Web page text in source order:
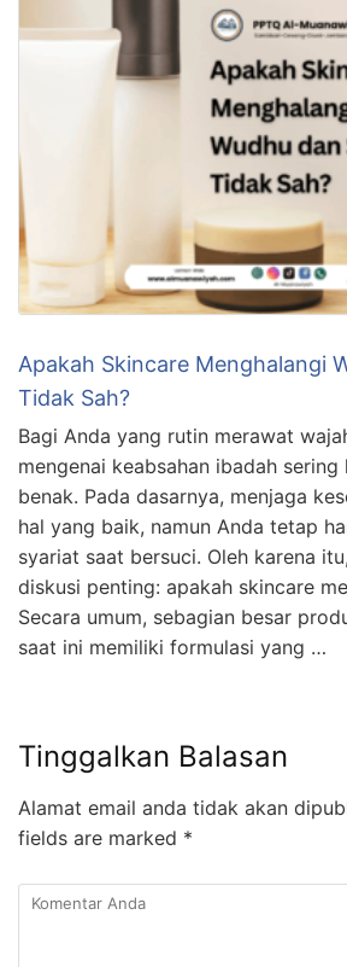
Apakah Skincare Menghalangi
Tidak Sah?
Bagi Anda yang rutin merawat
mengenai keabsahan ibadah
benak. Pada dasarnya, menjaga
hal yang baik, namun Anda tetap
syariat saat bersuci. Oleh karena
diskusi penting: apakah skincare
Secara umum, sebagian besar
saat ini memiliki formulasi yang …
Tinggalkan Balasan
Alamat email anda tidak akan
fields are marked *